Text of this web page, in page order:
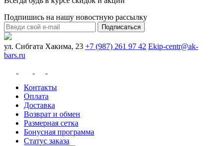
Подпишись на нашу новостную рассылку
Подписаться
ул. Сибгата Хакима, 23 +7 (987) 261 97 42 Ekip-centr@ak-
bars.ru
Контакты
Оплата
Доставка
Возврат и обмен
Размерная сетка
Бонусная программа
Статус заказа